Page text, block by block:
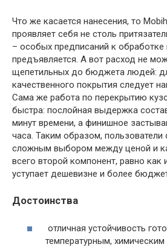
Что же касается нанесения, то
проявляет себя не столь
– особых предписаний к обработке
предъявляется. А вот расход не
щепетильных до бюджета людей:
качественного покрытия следует
Сама же работа по перекрытию
быстра: послойная выдержка
минут времени, а финишное
часа. Таким образом,
сложным выбором между ценой и
всего второй компонент, равно как
уступает дешевизне и более
Достоинства
отличная устойчивость
температурным,